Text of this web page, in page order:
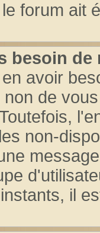
forum ait
besoin de
avoir
de
non-
il